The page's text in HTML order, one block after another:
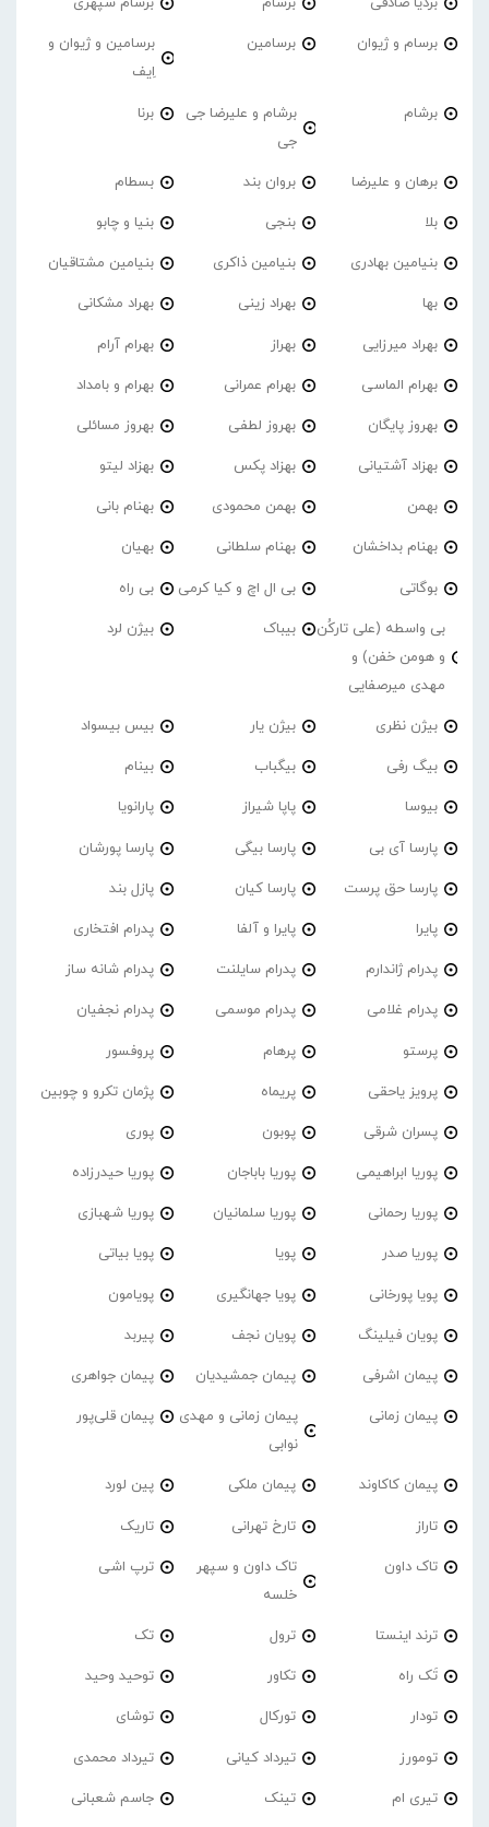
برسام و ژیوان برسامین
برسامین و ژیوان و
اِیف
برشام
برشام و علیرضا جی
جی
برنا
برهان و علیرضا بروان بند بسطام
بلا بنجی بنیا و چابو
بنیامین بهادری بنیامین ذاکری بنیامین مشتاقیان
بها بهراد زینی بهراد مشکانی
بهراد میرزایی بهراز بهرام آرام
بهرام الماسی بهرام عمرانی بهرام و بامداد
بهروز پایگان بهروز لطفی بهروز مسائلی
بهزاد آشتیانی بهزاد پکس بهزاد لیتو
بهمن بهمن محمودی بهنام بانی
بهنام بداخشان بهنام سلطانی بهیان
بوگاتی بی ال اچ و کیا کرمی بی راه
بی واسطه (علی تارکُن
و هومن خفن) و
مهدی میرصفایی
بیباک بیژن لرد
بیژن نظری بیژن یار بیس بیسواد
بیگ رفی بیگباب بینام
بیوسا پاپا شیراز پارانویا
پارسا آی بی پارسا بیگی پارسا پورشان
پارسا حق پرست پارسا کیان پازل بند
پایرا پایرا و آلفا پدرام افتخاری
پدرام ژاندارم پدرام‌ سایلنت پدرام شانه ساز
پدرام غلامی پدرام موسمی پدرام نجفیان
پرستو پرهام پروفسور
پرویز یاحقی پریماه پژمان تکرو و چوبین
پسران شرقی پوبون پوری
پوریا ابراهیمی پوریا باباجان پوریا حیدرزاده
پوریا رحمانی پوریا سلمانیان پوریا شهبازی
پوریا صدر پویا پویا بیاتی
پویا پورخانی پویا جهانگیری پویامون
پویان فیلینگ پویان نجف پیربد
پیمان اشرفی پیمان جمشیدیان پیمان جواهری
پیمان زمانی
پیمان زمانی و مهدی
نوابی
پیمان قلی‌پور
پیمان کاکاوند پیمان ملکی پین لورد
تاراز تارخ تهرانی تاریک
تاک داون
تاک داون و سپهر
خلسه
ترپ اشی
ترند اینستا ترول تک
تَک راه تکاور توحید وحید
تودار تورکال توشای
تومورز تیرداد کیانی تیرداد محمدی
تیری ام تینک جاسم شعبانی